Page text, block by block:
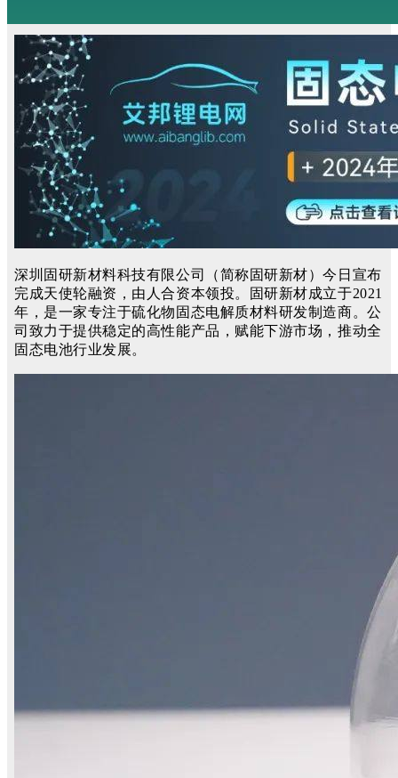
深圳固研新材料科技有限公司（简称固研新材）今日宣布
完成天使轮融资，由人合资本领投。固研新材成立于2021
年，是一家专注于硫化物固态电解质材料研发制造商。公
司致力于提供稳定的高性能产品，赋能下游市场，推动全
固态电池行业发展。